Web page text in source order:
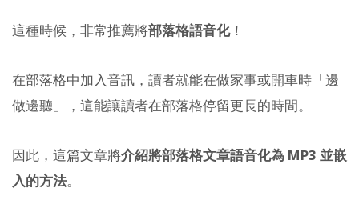
這種時候，非常推薦將部落格語音化！
在部落格中加入音訊，讀者就能在做家事或開車時「邊
做邊聽」，這能讓讀者在部落格停留更長的時間。
因此，這篇文章將介紹將部落格文章語音化為 MP3 並嵌
入的方法。